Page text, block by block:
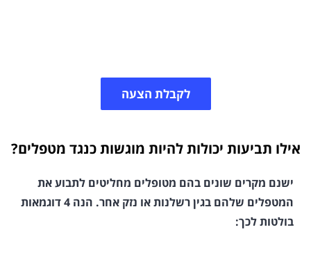
לקבלת הצעה
אילו תביעות יכולות להיות מוגשות כנגד מטפלים?
ישנם מקרים שונים בהם מטופלים מחליטים לתבוע את
המטפלים שלהם בגין רשלנות או נזק אחר. הנה 4 דוגמאות
בולטות לכך: